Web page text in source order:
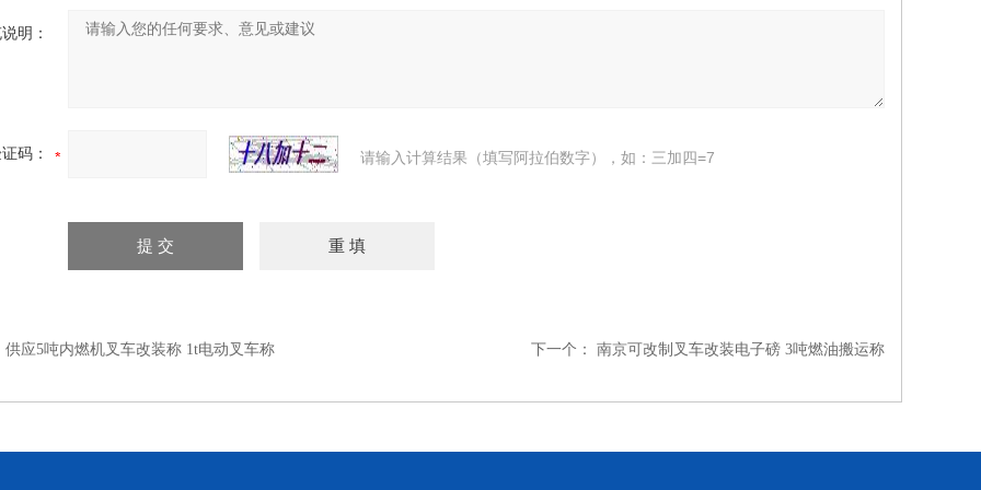
明：
码： 请输入计算结果（填写阿拉伯数字），如：三加四=7
供应5吨内燃机叉车改装称 1t电动叉车称 下一个： 南京可改制叉车改装电子磅 3吨燃油搬运称